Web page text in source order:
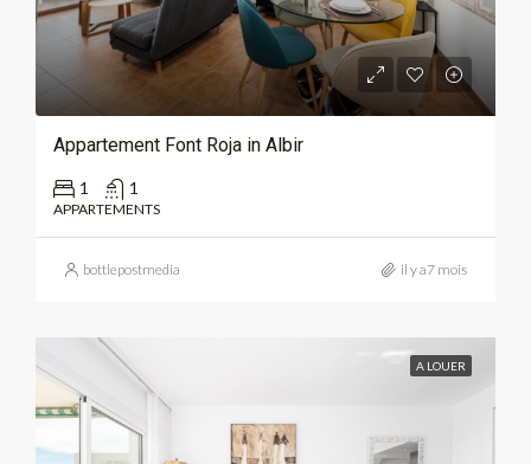
Appartement Font Roja in Albir
1 1
APPARTEMENTS
bottlepostmedia il y a7 mois
A LOUER